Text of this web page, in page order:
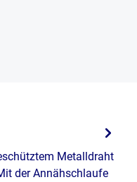
Metalldraht
der Annähschlaufe